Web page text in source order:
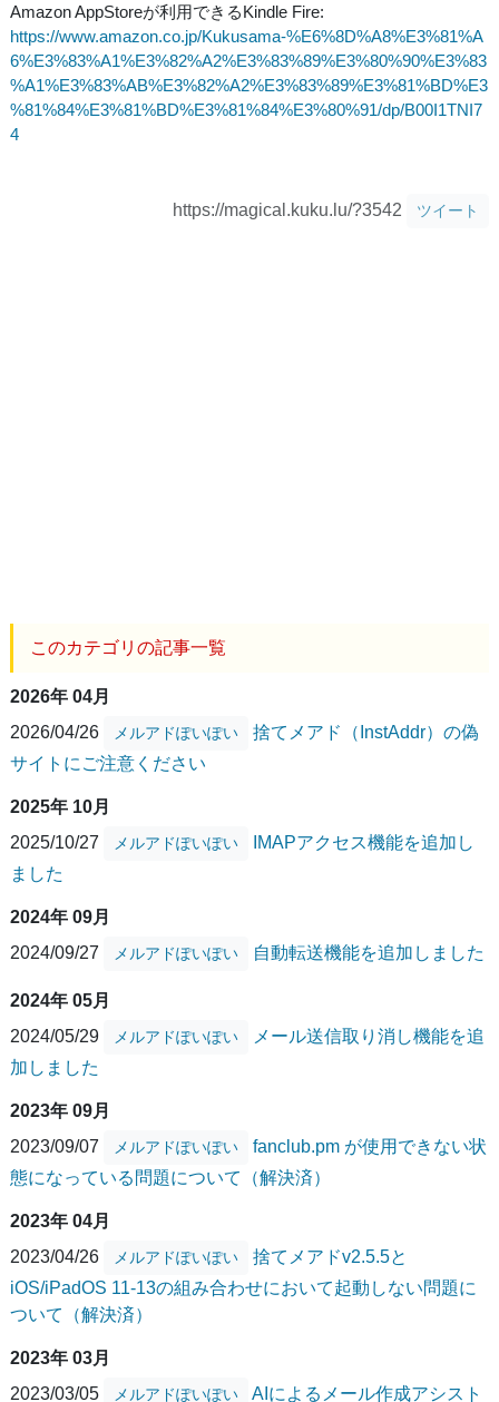
Amazon AppStoreが利用できるKindle Fire:
https://www.amazon.co.jp/Kukusama-%E6%8D%A8%E3%81%A
6%E3%83%A1%E3%82%A2%E3%83%89%E3%80%90%E3%83
%A1%E3%83%AB%E3%82%A2%E3%83%89%E3%81%BD%E3
%81%84%E3%81%BD%E3%81%84%E3%80%91/dp/B00I1TNI7
4
https://magical.kuku.lu/?3542 ツイート
このカテゴリの記事一覧
2026年 04月
2026/04/26
メルアドぽいぽい
捨てメアド（InstAddr）の偽
サイトにご注意ください
2025年 10月
2025/10/27
メルアドぽいぽい
IMAPアクセス機能を追加し
ました
2024年 09月
2024/09/27
メルアドぽいぽい 自動転送機能を追加しました
2024年 05月
2024/05/29
メルアドぽいぽい
メール送信取り消し機能を追
加しました
2023年 09月
2023/09/07
メルアドぽいぽい
fanclub.pm が使用できない状
態になっている問題について（解決済）
2023年 04月
2023/04/26
メルアドぽいぽい
捨てメアドv2.5.5と
iOS/iPadOS 11-13の組み合わせにおいて起動しない問題に
ついて（解決済）
2023年 03月
2023/03/05
メルアドぽいぽい AIによるメール作成アシスト